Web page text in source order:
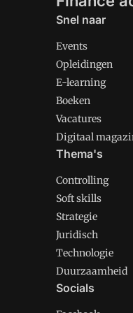
Snel naar
Events
Opleidingen
E-learning
Boeken
Vacatures
Digitaal
Thema's
Controlling
Soft skills
Strategie
Juridisch
Technologie
Duurzaamheid
Socials